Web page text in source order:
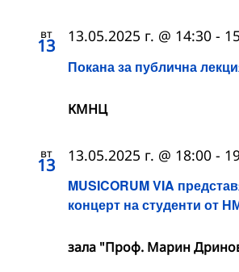
вт
13
Покана за публична
13.05.2025 г. @ 14:30 -
КМНЦ
вт
13
MUSICORUM VIA
концерт на студенти от
13.05.2025 г. @ 18:00 -
зала "Проф. Марин